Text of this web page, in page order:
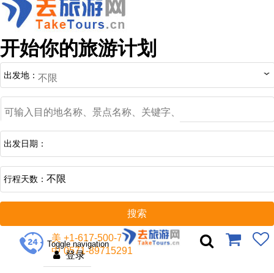
开始你的旅游计划
出发地：
出发日期：
行程天数： 不限
美 +1-617-500-7002
中 0571-89715291
Toggle navigation
登录